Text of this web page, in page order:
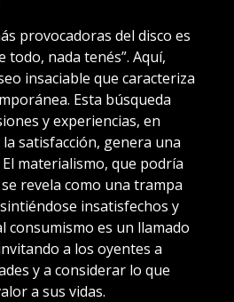
provocadoras del disco es
todo, nada tenés”. Aquí,
insaciable que caracteriza
Esta búsqueda
y experiencias, en
satisfacción, genera una
materialismo, que podría
revela como una trampa
insatisfechos y
consumismo es un llamado
a los oyentes a
y a considerar lo que
a sus vidas.